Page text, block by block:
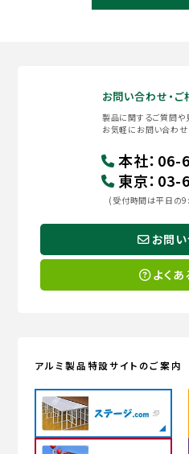
お問い合わせ・ご
製品に関するご質問や
お気軽にお問い合わせ
本社： 06-
東京： 03-
(受付時間は平日の
お問
よく
アルミ製品特設サイトのご案内